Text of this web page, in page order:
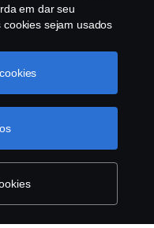
São
2960.
em dar seu
sejam usados
em
as
deste texto ou em
informações sobre a